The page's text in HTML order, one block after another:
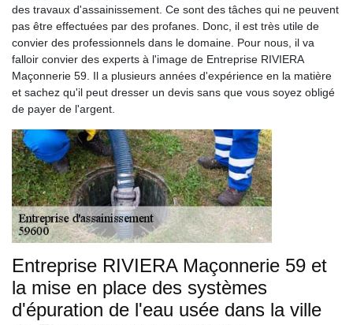
des travaux d'assainissement. Ce sont des tâches qui ne peuvent
pas être effectuées par des profanes. Donc, il est très utile de
convier des professionnels dans le domaine. Pour nous, il va
falloir convier des experts à l'image de Entreprise RIVIERA
Maçonnerie 59. Il a plusieurs années d'expérience en la matière
et sachez qu'il peut dresser un devis sans que vous soyez obligé
de payer de l'argent.
Entreprise RIVIERA Maçonnerie 59 et
la mise en place des systèmes
d'épuration de l'eau usée dans la ville